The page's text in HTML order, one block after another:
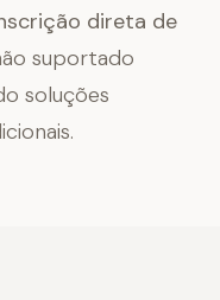
direta de
suportado
soluções